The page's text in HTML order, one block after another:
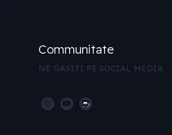
Communitate
NE GASITI PE SOCIAL MEDIA